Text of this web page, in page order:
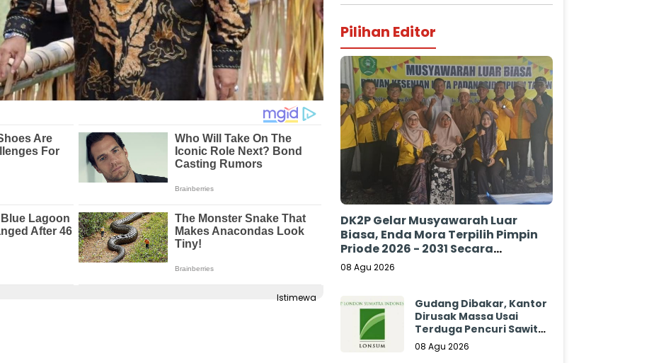
Istimewa
Pilihan Editor
DK2P Gelar Musyawarah Luar
Biasa, Enda Mora Terpilih Pimpin
Priode 2026 - 2031 Secara
Aklamasi
08 Agu 2026
Gudang Dibakar, Kantor
Dirusak Massa Usai
Terduga Pencuri Sawit
Tewas: Manajemen
Sibulan Estate Bungkam
08 Agu 2026